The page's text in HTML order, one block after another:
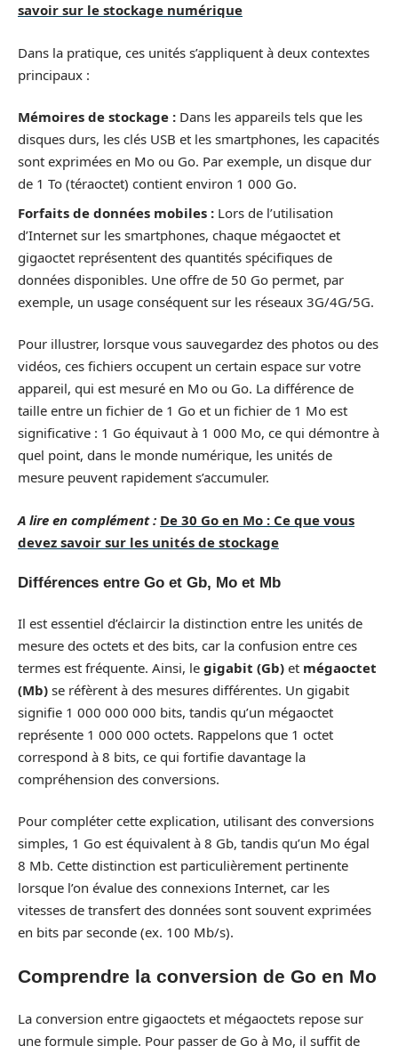
savoir sur le stockage numérique
Dans la pratique, ces unités s’appliquent à deux contextes
principaux :
Mémoires de stockage : Dans les appareils tels que les
disques durs, les clés USB et les smartphones, les capacités
sont exprimées en Mo ou Go. Par exemple, un disque dur
de 1 To (téraoctet) contient environ 1 000 Go.
Forfaits de données mobiles : Lors de l’utilisation
d’Internet sur les smartphones, chaque mégaoctet et
gigaoctet représentent des quantités spécifiques de
données disponibles. Une offre de 50 Go permet, par
exemple, un usage conséquent sur les réseaux 3G/4G/5G.
Pour illustrer, lorsque vous sauvegardez des photos ou des
vidéos, ces fichiers occupent un certain espace sur votre
appareil, qui est mesuré en Mo ou Go. La différence de
taille entre un fichier de 1 Go et un fichier de 1 Mo est
significative : 1 Go équivaut à 1 000 Mo, ce qui démontre à
quel point, dans le monde numérique, les unités de
mesure peuvent rapidement s’accumuler.
A lire en complément : De 30 Go en Mo : Ce que vous
devez savoir sur les unités de stockage
Différences entre Go et Gb, Mo et Mb
Il est essentiel d’éclaircir la distinction entre les unités de
mesure des octets et des bits, car la confusion entre ces
termes est fréquente. Ainsi, le gigabit (Gb) et mégaoctet
(Mb) se réfèrent à des mesures différentes. Un gigabit
signifie 1 000 000 000 bits, tandis qu’un mégaoctet
représente 1 000 000 octets. Rappelons que 1 octet
correspond à 8 bits, ce qui fortifie davantage la
compréhension des conversions.
Pour compléter cette explication, utilisant des conversions
simples, 1 Go est équivalent à 8 Gb, tandis qu’un Mo égal
8 Mb. Cette distinction est particulièrement pertinente
lorsque l’on évalue des connexions Internet, car les
vitesses de transfert des données sont souvent exprimées
en bits par seconde (ex. 100 Mb/s).
Comprendre la conversion de Go en Mo
La conversion entre gigaoctets et mégaoctets repose sur
une formule simple. Pour passer de Go à Mo, il suffit de